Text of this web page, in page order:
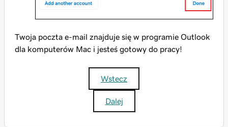
Twoja poczta e-mail znajduje się w programie Outlook
dla komputerów Mac i jesteś gotowy do pracy!
Wstecz
Dalej